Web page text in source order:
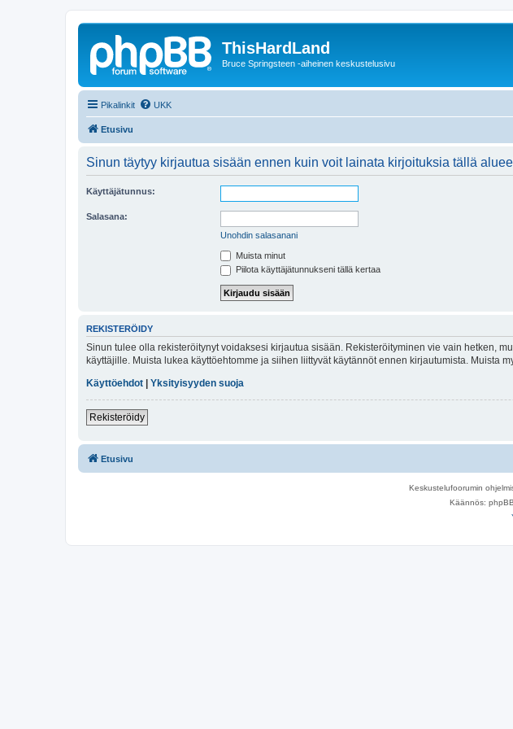
ThisHardLand
Bruce Springsteen -aiheinen keskustelusivu
Pikalinkit UKK
Etusivu
Sinun täytyy kirjautua sisään ennen kuin voit lainata kirjoituksia tällä
Käyttäjätunnus:
Salasana:
Unohdin salasanani
Muista minut
Piilota käyttäjätunnukseni tällä kertaa
REKISTERÖIDY
Sinun tulee olla rekisteröitynyt voidaksesi kirjautua sisään. Rekisteröityminen vie vain hetken,
käyttäjille. Muista lukea käyttöehtomme ja siihen liittyvät käytännöt ennen kirjautumista. Muista
Käyttöehdot
Yksityisyyden suoja
Rekisteröidy
Etusivu
Keskustelufoorumin
Käännös: